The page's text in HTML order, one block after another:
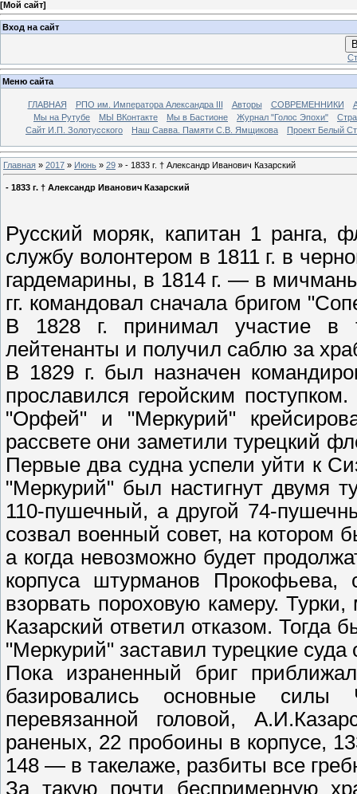
[Мой сайт]
Вход на сайт
Меню сайта
ГЛАВНАЯ РПО им. Императора Александра III Авторы СОВРЕМЕННИКИ
Мы на Рутубе
МЫ ВКонтакте Мы в Бастионе Журнал "Голос Эпохи"
Сайт И.П. Золотусского
Наш Савва. Памяти С.В. Ямщикова Проект Белый
Главная » 2017 » Июнь » 29 » - 1833 г. † Александр Иванович Казарский
- 1833 г. † Александр Иванович Казарский
Русский моряк, капитан 1 ранга,
службу волонтером в 1811 г. в
гардемарины, в 1814 г. — в
гг. командовал сначала бригом
В 1828 г. принимал участие в
лейтенанты и получил саблю за
В 1829 г. был назначен
прославился геройским
"Орфей" и "Меркурий"
рассвете они заметили турецкий
Первые два судна успели уйти к
"Меркурий" был настигнут двумя
110-пушечный, а другой 74-
созвал военный совет, на котором
а когда невозможно будет
корпуса штурманов
взорвать пороховую камеру.
Казарский ответил отказом. Тогда
"Меркурий" заставил турецкие суда
Пока израненный бриг
базировались основные силы
перевязанной головой,
раненых, 22 пробоины в корпусе,
148 — в такелаже, разбиты все
За такую почти беспримерную